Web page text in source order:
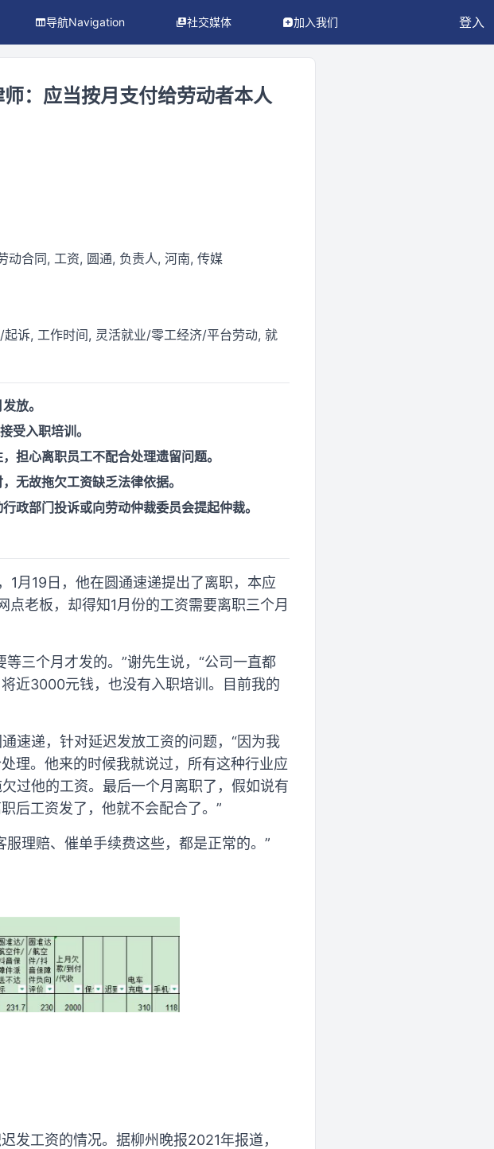
导航Navigation 社交媒体 加入我们 登入
：应当按月支付给劳动者本人
动合同, 工资, 圆通, 负责人, 河南, 传媒
诉, 工作时间, 灵活就业/零工经济/平台劳动, 就
放。
受入职培训。
担心离职员工不配合处理遗留问题。
无故拖欠工资缺乏法律依据。
政部门投诉或向劳动仲裁委员会提起仲裁。
1月19日，他在圆通速递提出了离职，本应
老板，却得知1月份的工资需要离职三个月
三个月才发的。”谢先生说，“公司一直都
近3000元钱，也没有入职培训。目前我的
速递，针对延迟发放工资的问题，“因为我
理。他来的时候我就说过，所有这种行业应
过他的工资。最后一个月离职了，假如说有
后工资发了，他就不会配合了。”
理赔、催单手续费这些，都是正常的。”
发工资的情况。据柳州晚报2021年报道，